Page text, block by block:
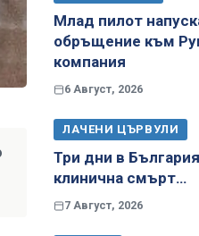
Млад пилот
обръщение към
компания
6 Август, 2026
ЛАЧЕНИ ЦЪРВУЛИ
Три дни в
клинична смърт…
7 Август, 2026